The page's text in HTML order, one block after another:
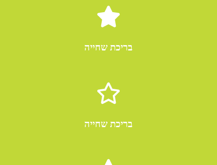
בריכת שחייה
בריכת שחייה